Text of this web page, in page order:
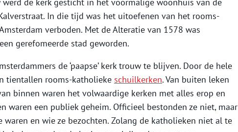
werd de kerk gesticht in het voormalige woonhuis van de
In die tijd was het uitoefenen van het rooms-
verboden. Met de Alteratie van 1578 was
gerefomeerde stad geworden.
de ‘paapse’ kerk trouw te blijven. Door de hele
tientallen rooms-katholieke schuilkerken. Van buiten leken
binnen waren het volwaardige kerken met alles erop en
waren een publiek geheim. Officieel bestonden ze niet, maar
waren en wie ze bezochten. Zolang de katholieken niet al te